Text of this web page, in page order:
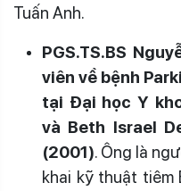
Tuấn Anh.
PGS.TS.BS
viên về bệnh
tại Đại học Y
và Beth Israel
(2001). Ông là
khai kỹ thuật tiêm